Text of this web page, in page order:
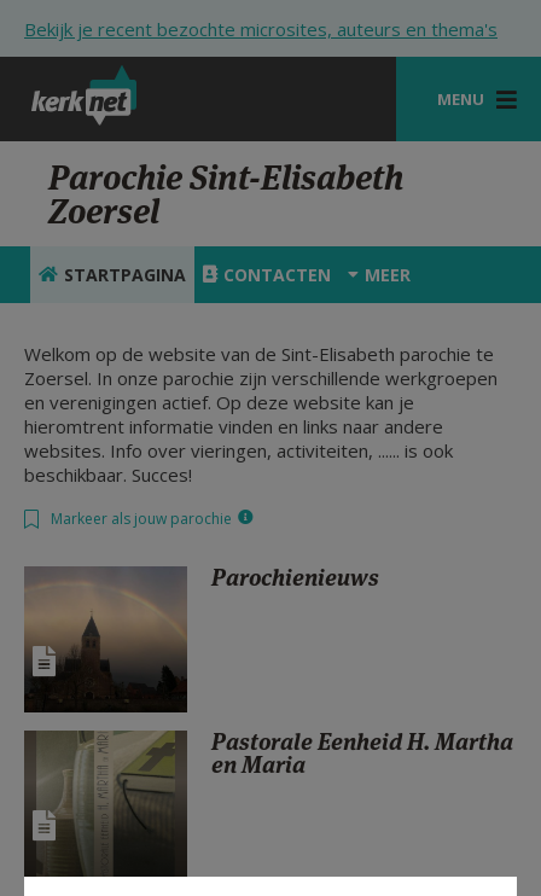
Bekijk je recent bezochte microsites, auteurs en thema's
MENU
STARTPAGINA
KERK
VIERINGEN
ZOEKEN
HULP
STARTPAGINA PORTAAL
MIJN PAROCHIE
AANMELDEN OF REGISTREREN
Parochie Sint-Elisabeth
Zoersel
STARTPAGINA CONTACTEN MEER
Welkom op de website van de Sint-Elisabeth parochie te
Zoersel. In onze parochie zijn verschillende werkgroepen
en verenigingen actief. Op deze website kan je
hieromtrent informatie vinden en links naar andere
websites. Info over vieringen, activiteiten, ...... is ook
beschikbaar. Succes!
Markeer als jouw parochie
Parochienieuws
Pastorale Eenheid H. Martha
en Maria